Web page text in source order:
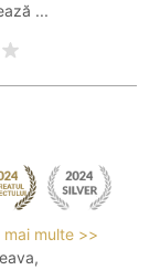
...
mai multe >>